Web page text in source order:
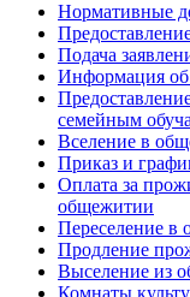
Нормативные
Подача
Информация об
семейным
Вселение в
Приказ и
Оплата за
общежитии
Переселение в
Продление
Выселение из
Комнаты